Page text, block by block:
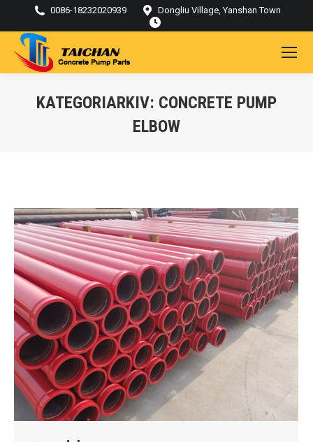
0086-18232020939 Dongliu Village, Yanshan Town
KATEGORIARKIV: CONCRETE PUMP
ELBOW